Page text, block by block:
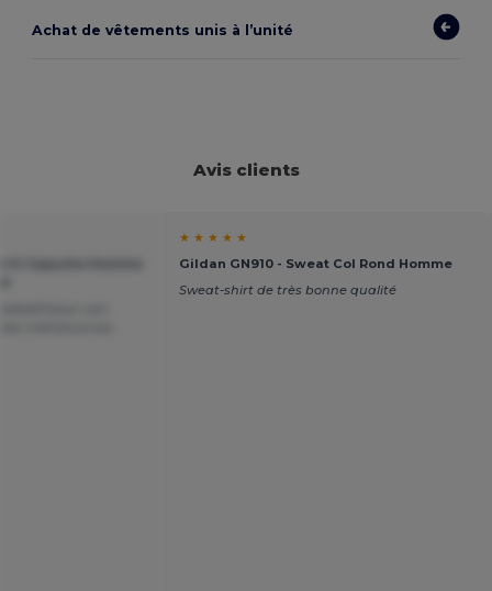
Achat de vêtements unis à l’unité
Avis clients
★ ★ ★ ★ ★
Gildan GN910 - Sweat Col Rond Homme
Sweat-shirt de très bonne qualité